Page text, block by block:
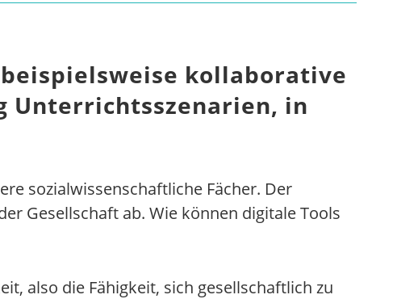
kollaborative
Unterrichtsszenarien, in
sozialwissenschaftliche Fächer. Der
Gesellschaft ab. Wie können digitale Tools
also die Fähigkeit, sich gesellschaftlich zu